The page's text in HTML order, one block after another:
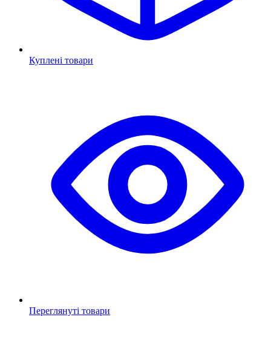
Куплені товари
Переглянуті товари